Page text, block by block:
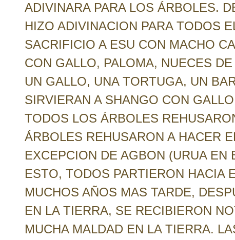
ADIVINARA PARA LOS ÁRBOLES.
HIZO ADIVINACION PARA TODOS
SACRIFICIO A ESU CON MACHO
CON GALLO, PALOMA, NUECES
UN GALLO, UNA TORTUGA, UN
SIRVIERAN A SHANGO CON
TODOS LOS ÁRBOLES
ÁRBOLES REHUSARON A HACER
EXCEPCION DE AGBON (URUA EN
ESTO, TODOS PARTIERON HACIA
MUCHOS AÑOS MAS TARDE,
EN LA TIERRA, SE RECIBIERON
MUCHA MALDAD EN LA TIERRA.